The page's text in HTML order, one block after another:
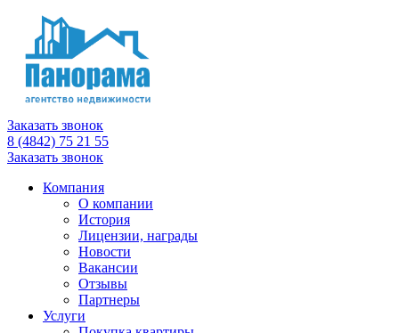
Заказать звонок
8 (4842) 75 21 55
Заказать звонок
Компания
О компании
История
Лицензии, награды
Новости
Вакансии
Отзывы
Партнеры
Услуги